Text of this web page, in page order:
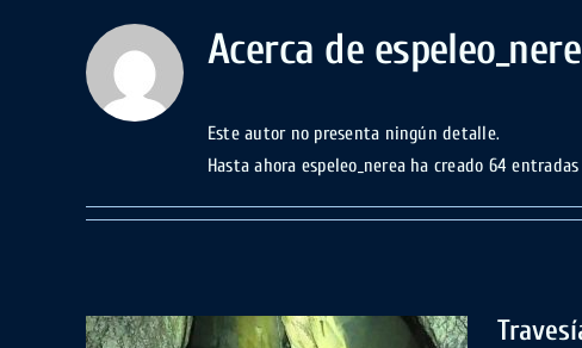
Acerca de
Este autor no presenta ningún detalle.
Hasta ahora espeleo_nerea ha creado 64